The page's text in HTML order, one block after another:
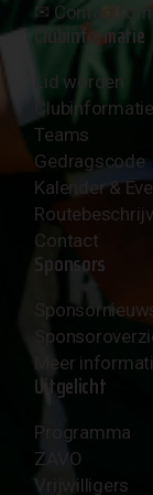
✉︎
Clubinformatie
Lid worden
Clubinformatie
Teams
Gedragscode
Kalender &
Contact
Sponsors
Meer
Uitgelicht
Programma
ZAVO
Vrijwilligers